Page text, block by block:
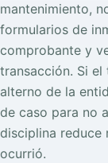
mantenimiento,
formularios de
comprobante y
transacción. Si el
alterno de la
de caso para no
disciplina reduce
ocurrió.